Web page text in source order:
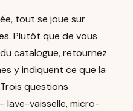
tout se joue sur
Plutôt que de vous
catalogue, retournez
y indiquent ce que la
questions
lave-vaisselle, micro-